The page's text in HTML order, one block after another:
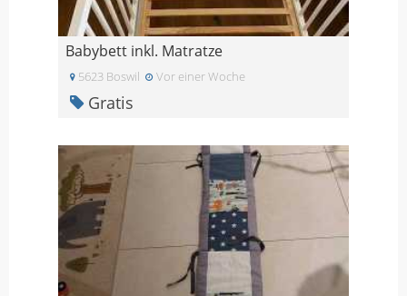
Babybett inkl. Matratze
5623 Boswil Vor einer Woche
Gratis